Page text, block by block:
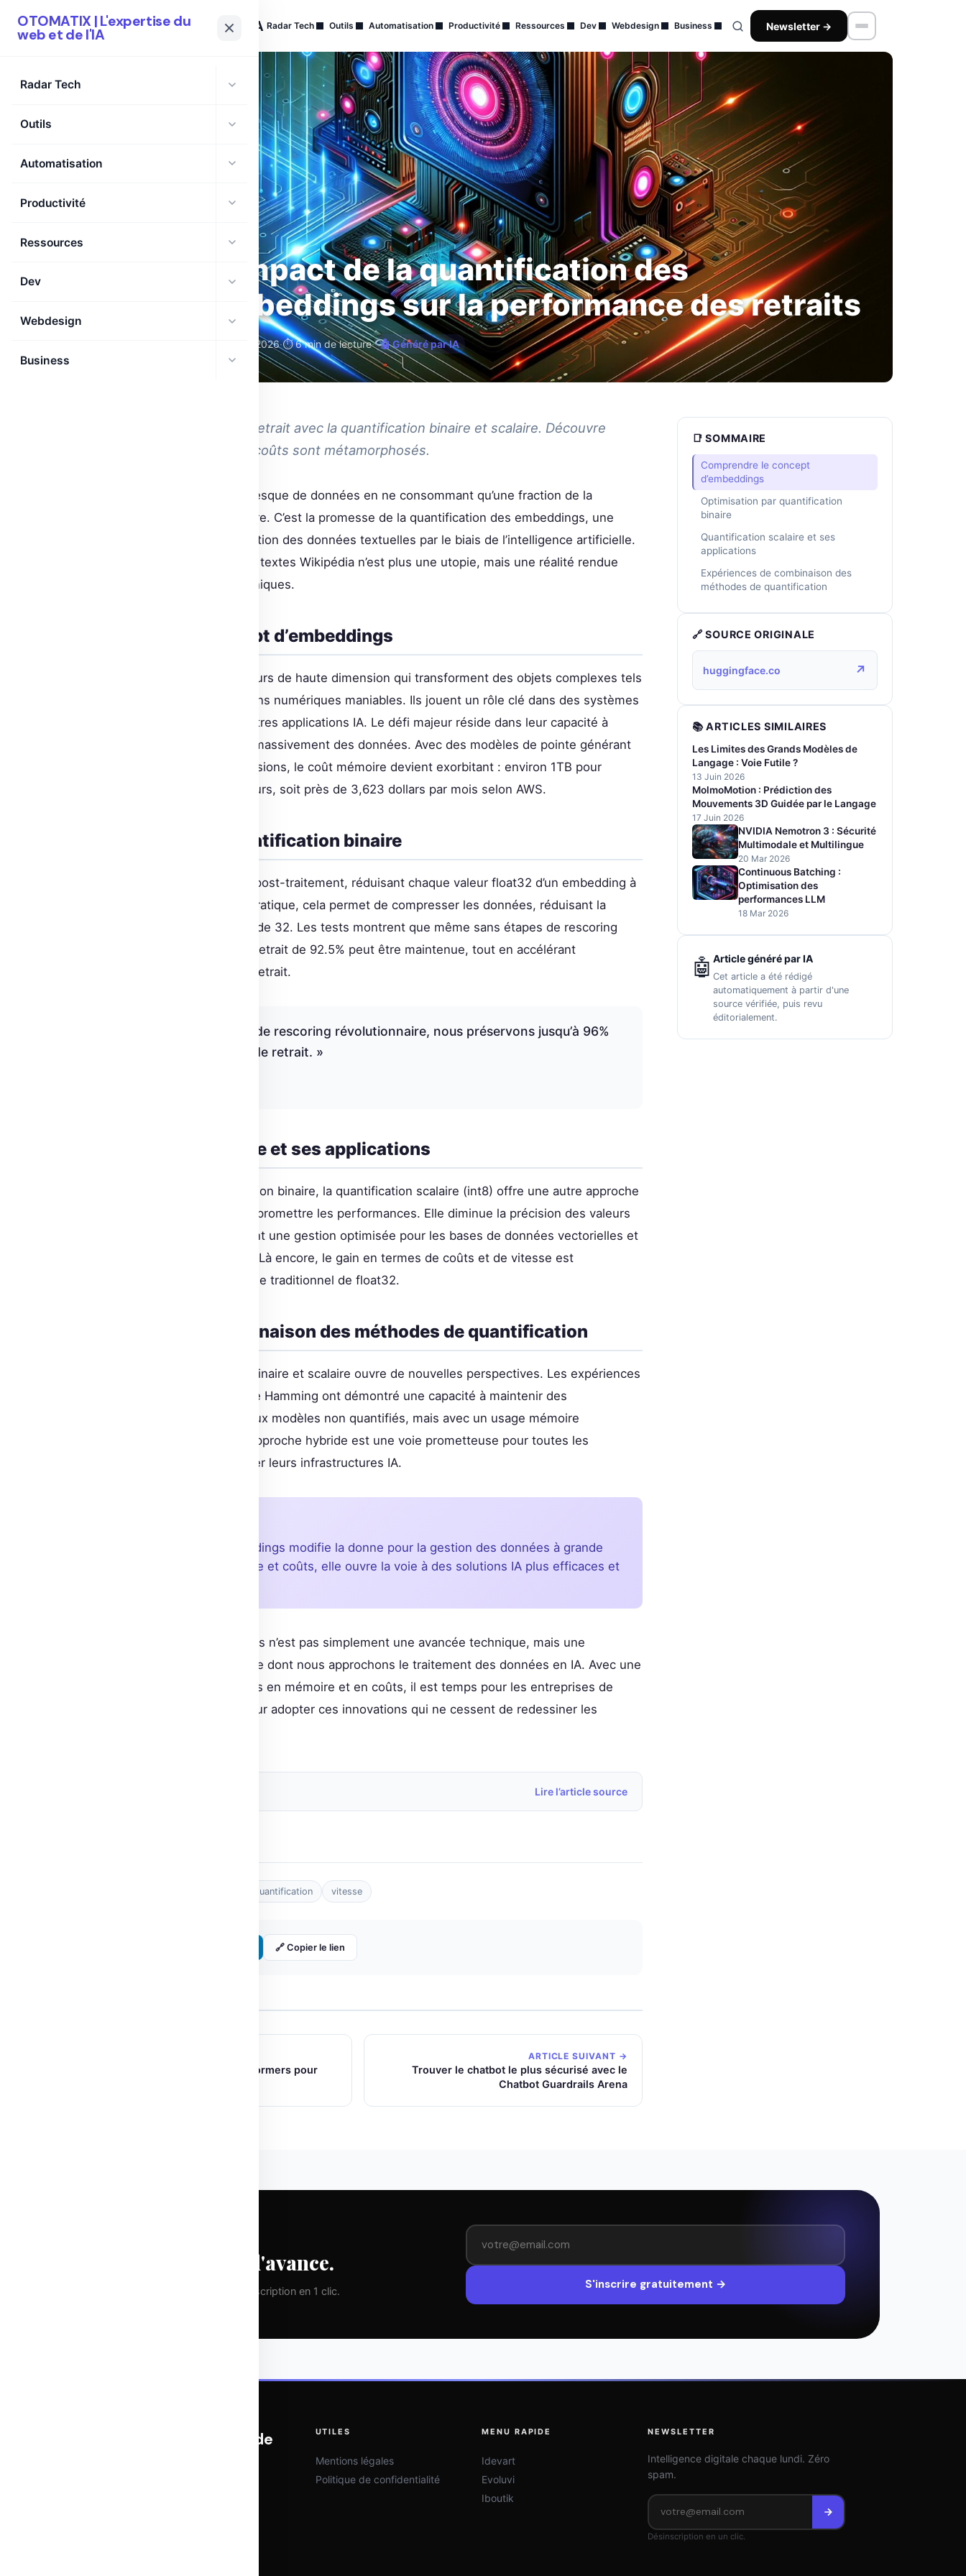
OTOMATIX| L'expertise du web et de l'IA Radar Tech Outils Automatisation Productivité Ressources Dev Webdesign Business Newsletter →
OTOMATIX | L'expertise du
web et de l'IA
Radar Tech
Outils
Automatisation
Productivité
Ressources
Dev
Webdesign
Business
L’impact de la quantification des
embeddings sur la performance des retraits
🗓 05 Avr 2026·⏱ 6 min de lecture· 🤖 Généré par IA
Optimise le processus de retrait avec la quantification binaire et scalaire. Découvre
comment la vitesse et les coûts sont métamorphosés.
Imagine gérer un volume gigantesque de données en ne consommant qu’une fraction de la
mémoire actuellement nécessaire. C’est la promesse de la quantification des embeddings, une
méthode qui révolutionne la gestion des données textuelles par le biais de l’intelligence artificielle.
Un accès rapide à 41 millions de textes Wikipédia n’est plus une utopie, mais une réalité rendue
possible par ces nouvelles techniques.
Comprendre le concept d’embeddings
Les embeddings sont des vecteurs de haute dimension qui transforment des objets complexes tels
que des textes en représentations numériques maniables. Ils jouent un rôle clé dans des systèmes
de recommandation et bien d’autres applications IA. Le défi majeur réside dans leur capacité à
évoluer lorsqu’il s’agit de traiter massivement des données. Avec des modèles de pointe générant
des embeddings de 1024 dimensions, le coût mémoire devient exorbitant : environ 1TB pour
manipuler 250 millions de vecteurs, soit près de 3,623 dollars par mois selon AWS.
Optimisation par quantification binaire
La quantification binaire agit en post-traitement, réduisant chaque valeur float32 d’un embedding à
une représentation binaire. En pratique, cela permet de compresser les données, réduisant la
mémoire requise par un facteur de 32. Les tests montrent que même sans étapes de rescoring
avancées, une performance de retrait de 92.5% peut être maintenue, tout en accélérant
drastiquement le processus de retrait.
« En appliquant une étape de rescoring révolutionnaire, nous préservons jusqu’à 96%
des performances totales de retrait. »
Quantification scalaire et ses applications
En complément de la quantification binaire, la quantification scalaire (int8) offre une autre approche
pour réduire les coûts sans compromettre les performances. Elle diminue la précision des valeurs
dans les embeddings, permettant une gestion optimisée pour les bases de données vectorielles et
les transformateurs de phrases. Là encore, le gain en termes de coûts et de vitesse est
impressionnant comparé à l’usage traditionnel de float32.
Expériences de combinaison des méthodes de quantification
La combinaison des méthodes binaire et scalaire ouvre de nouvelles perspectives. Les expériences
avec des rescoring et la distance Hamming ont démontré une capacité à maintenir des
performances presque égales aux modèles non quantifiés, mais avec un usage mémoire
drastiquement inférieur. Cette approche hybride est une voie prometteuse pour toutes les
entreprises cherchant à optimiser leurs infrastructures IA.
La quantification des embeddings modifie la donne pour la gestion des données à grande
échelle. En optimisant vitesse et coûts, elle ouvre la voie à des solutions IA plus efficaces et
La quantification des embeddings n’est pas simplement une avancée technique, mais une
nécessaire révision de la manière dont nous approchons le traitement des données en IA. Avec une
réduction drastique des requêtes en mémoire et en coûts, il est temps pour les entreprises de
revisiter leurs infrastructures pour adopter ces innovations qui ne cessent de redessiner les
Lire l’article source
quantification vitesse
🔗 Copier le lien
Démystifier Hugging Face Transformers pour
ARTICLE SUIVANT →
Trouver le chatbot le plus sécurisé avec le
Chatbot Guardrails Arena
📑 SOMMAIRE
Comprendre le concept
d’embeddings
Optimisation par quantification
binaire
Quantification scalaire et ses
applications
Expériences de combinaison des
méthodes de quantification
🔗 SOURCE ORIGINALE
huggingface.co ↗
📚 ARTICLES SIMILAIRES
Les Limites des Grands Modèles de
Langage : Voie Futile ?
13 Juin 2026
MolmoMotion : Prédiction des
Mouvements 3D Guidée par le Langage
17 Juin 2026
NVIDIA Nemotron 3 : Sécurité
Multimodale et Multilingue
20 Mar 2026
Continuous Batching :
Optimisation des
performances LLM
18 Mar 2026
🤖 Article généré par IA
Cet article a été rédigé
automatiquement à partir d'une
source vérifiée, puis revu
éditorialement.
Prenez une longueur d'avance.
Pas de spam. Que de la valeur pure. Désinscription en 1 clic. S'inscrire gratuitement →
OTOMATIX | L'expertise du web et de
UTILES
Mentions légales
Politique de confidentialité
MENU RAPIDE
Idevart
Evoluvi
Iboutik
NEWSLETTER
Intelligence digitale chaque lundi. Zéro
spam.
Désinscription en un clic.